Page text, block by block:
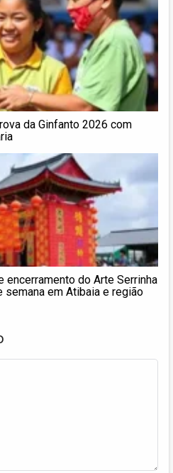
da Ginfanto 2026 com
encerramento do Arte Serrinha
em Atibaia e região